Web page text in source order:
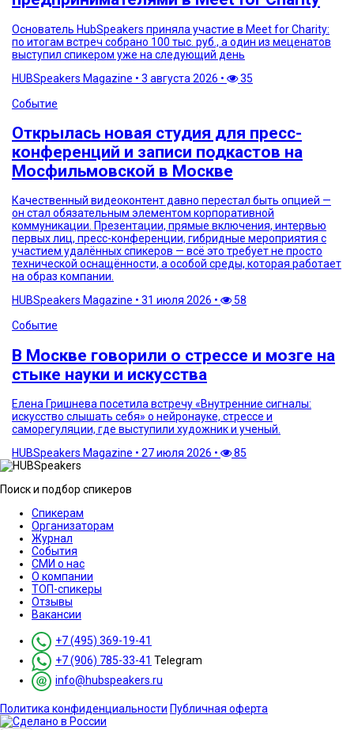
Основатель HubSpeakers приняла участие в Meet for Charity:
по итогам встреч собрано 100 тыс. руб., а один из меценатов
выступил спикером уже на следующий день
HUBSpeakers Magazine • 3 августа 2026 •
35
Событие
Открылась новая студия для пресс-
конференций и записи подкастов на
Мосфильмовской в Москве
Качественный видеоконтент давно перестал быть опцией —
он стал обязательным элементом корпоративной
коммуникации. Презентации, прямые включения, интервью
первых лиц, пресс-конференции, гибридные мероприятия с
участием удалённых спикеров — всё это требует не просто
технической оснащённости, а особой среды, которая работает
на образ компании.
HUBSpeakers Magazine • 31 июля 2026 •
58
Событие
В Москве говорили о стрессе и мозге на
стыке науки и искусства
Елена Гришнева посетила встречу «Внутренние сигналы:
искусство слышать себя» о нейронауке, стрессе и
саморегуляции, где выступили художник и ученый.
HUBSpeakers Magazine • 27 июля 2026 • 85
Поиск и подбор спикеров
Спикерам
Организаторам
Журнал
События
СМИ о нас
О компании
ТОП-спикеры
Отзывы
Вакансии
+7 (495) 369-19-41
+7 (906) 785-33-41 Telegram
info@hubspeakers.ru
Политика конфиденциальности Публичная оферта